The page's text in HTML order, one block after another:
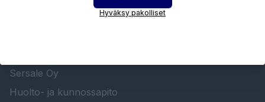
Sersale Oy
Huolto- ja kunnossapito
Hyväksy pakolliset